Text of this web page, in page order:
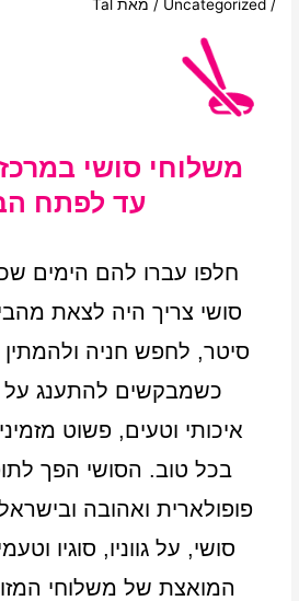
/
Uncategorized / מאתTal
משלוחי סושי
עד לפתח
חלפו עברו להם הימים
סושי צריך היה לצאת
סיטר, לחפש חניה
כשמבקשים להתענג על
איכותי וטעים, פשוט
בכל טוב. הסושי הפך
פופולארית ואהובה
סושי, על גווניו, סוגיו
המואצת של משלוחי